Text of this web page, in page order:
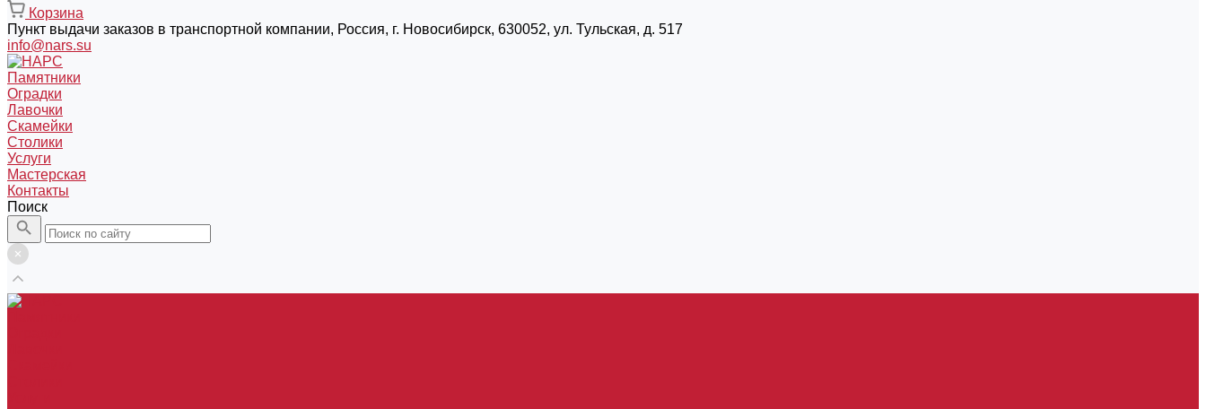
Корзина
Пункт выдачи заказов в транспортной компании, Россия, г. Новосибирск, 630052, ул. Тульская, д. 517
info@nars.su
Памятники
Оградки
Лавочки
Скамейки
Столики
Услуги
Мастерская
Контакты
Поиск